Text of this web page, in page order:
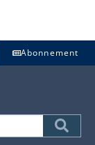
Abonnement